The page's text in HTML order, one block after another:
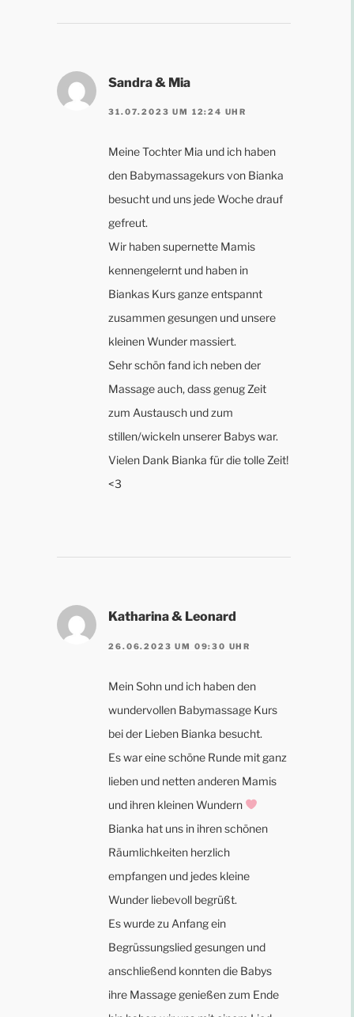
Sandra & Mia
31.07.2023 UM 12:24 UHR
Meine Tochter Mia und ich haben
den Babymassagekurs von Bianka
besucht und uns jede Woche drauf
gefreut.
Wir haben supernette Mamis
kennengelernt und haben in
Biankas Kurs ganze entspannt
zusammen gesungen und unsere
kleinen Wunder massiert.
Sehr schön fand ich neben der
Massage auch, dass genug Zeit
zum Austausch und zum
stillen/wickeln unserer Babys war.
Vielen Dank Bianka für die tolle Zeit!
<3
Katharina & Leonard
26.06.2023 UM 09:30 UHR
Mein Sohn und ich haben den
wundervollen Babymassage Kurs
bei der Lieben Bianka besucht.
Es war eine schöne Runde mit ganz
lieben und netten anderen Mamis
und ihren kleinen Wundern
Bianka hat uns in ihren schönen
Räumlichkeiten herzlich
empfangen und jedes kleine
Wunder liebevoll begrüßt.
Es wurde zu Anfang ein
Begrüssungslied gesungen und
anschließend konnten die Babys
ihre Massage genießen zum Ende